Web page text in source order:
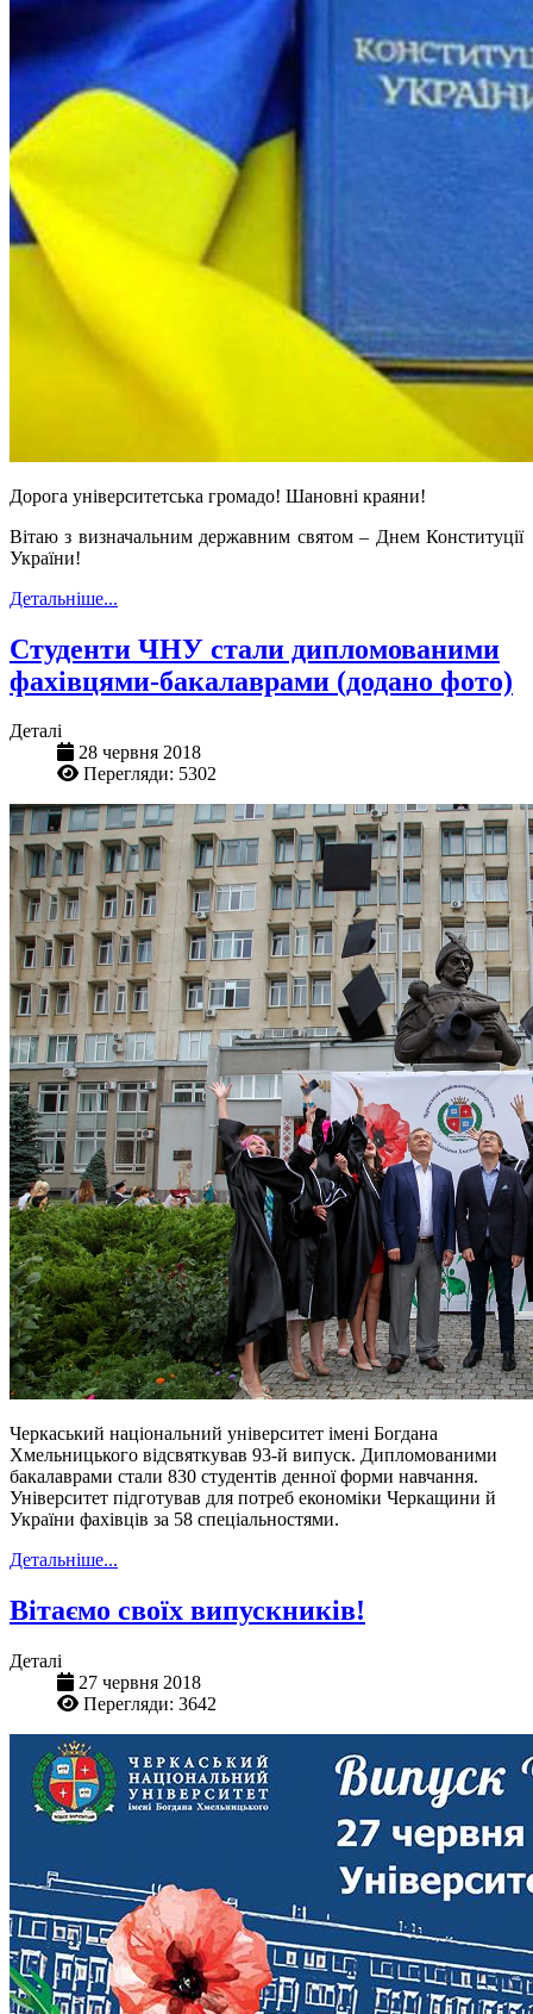
Дорога університетська громадо! Шановні краяни!
Вітаю з визначальним державним святом – Днем Конституції
України!
Детальніше...
Студенти ЧНУ стали дипломованими
фахівцями-бакалаврами (додано фото)
Деталі
28 червня 2018
Перегляди: 5302
Черкаський національний університет імені Богдана
Хмельницького відсвяткував 93-й випуск. Дипломованими
бакалаврами стали 830 студентів денної форми навчання.
Університет підготував для потреб економіки Черкащини й
України фахівців за 58 спеціальностями.
Детальніше...
Вітаємо своїх випускників!
Деталі
27 червня 2018
Перегляди: 3642